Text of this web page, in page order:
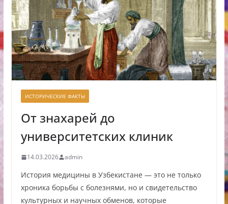
ИСТОРИЧЕСКИЕ ФАКТЫ
От знахарей до
университетских клиник
14.03.2026 admin
История медицины в Узбекистане — это не только
хроника борьбы с болезнями, но и свидетельство
культурных и научных обменов, которые